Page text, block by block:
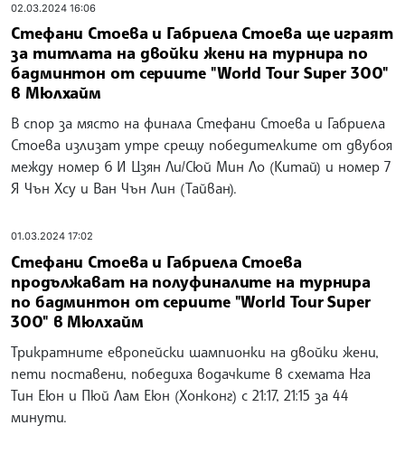
02.03.2024 16:06
Стефани Стоева и Габриела Стоева ще играят
за титлата на двойки жени на турнира по
бадминтон от сериите "World Tour Super 300"
в Мюлхайм
В спор за място на финала Стефани Стоева и Габриела
Стоева излизат утре срещу победителките от двубоя
между номер 6 И Цзян Ли/Сюй Мин Ло (Китай) и номер 7
Я Чън Хсу и Ван Чън Лин (Тайван).
01.03.2024 17:02
Стефани Стоева и Габриела Стоева
продължават на полуфиналите на турнира
по бадминтон от сериите "World Tour Super
300" в Мюлхайм
Трикратните европейски шампионки на двойки жени,
пети поставени, победиха водачките в схемата Нга
Тин Еюн и Пюй Лам Еюн (Хонконг) с 21:17, 21:15 за 44
минути.